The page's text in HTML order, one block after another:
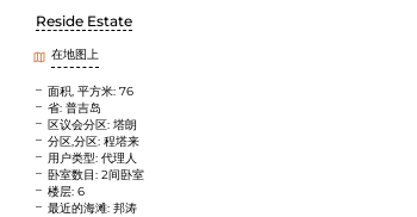
Reside Estate
在地图上
面积, 平方米: 76
省: 普吉岛
区议会分区: 塔朗
分区,分区: 程塔来
用户类型: 代理人
卧室数目: 2间卧室
楼层: 6
最近的海滩: 邦涛